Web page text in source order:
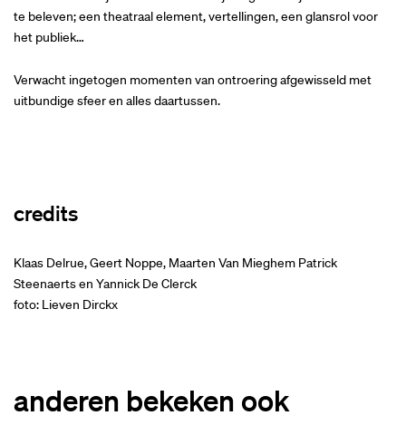
te beleven; een theatraal element, vertellingen, een glansrol voor
het publiek…
Verwacht ingetogen momenten van ontroering afgewisseld met
uitbundige sfeer en alles daartussen.
credits
Klaas Delrue, Geert Noppe, Maarten Van Mieghem Patrick
Steenaerts en Yannick De Clerck
foto: Lieven Dirckx
anderen bekeken ook